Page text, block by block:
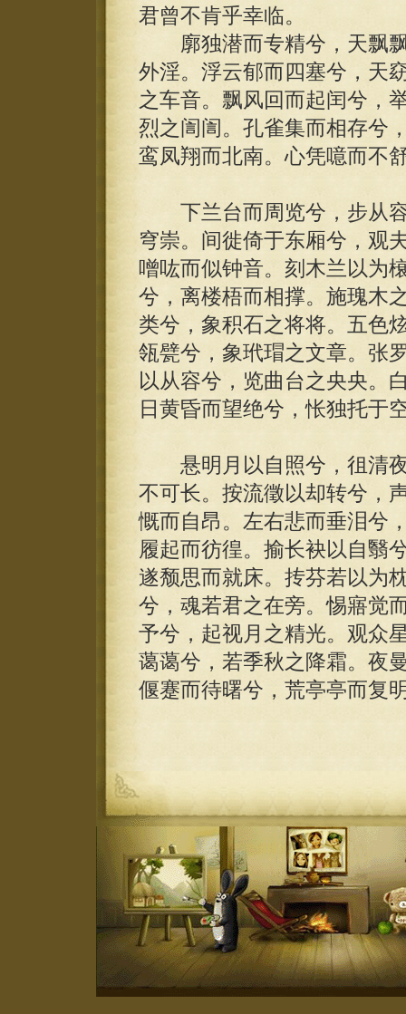
君曾不肯乎幸临。
廓独潜而专精兮，天飘飘
外淫。浮云郁而四塞兮，天
之车音。飘风回而起闰兮，
烈之訚訚。孔雀集而相存兮
鸾凤翔而北南。心凭噫而不
下兰台而周览兮，步从容
穹崇。间徙倚于东厢兮，观
噌吰而似钟音。刻木兰以为
兮，离楼梧而相撑。施瑰木
类兮，象积石之将将。五色
瓴甓兮，象玳瑁之文章。张
以从容兮，览曲台之央央。
日黄昏而望绝兮，怅独托于
悬明月以自照兮，徂清夜
不可长。按流徵以却转兮，
慨而自昂。左右悲而垂泪兮
履起而彷徨。揄长袂以自翳
遂颓思而就床。抟芬若以为
兮，魂若君之在旁。惕寤觉
予兮，起视月之精光。观众
蔼蔼兮，若季秋之降霜。夜
偃蹇而待曙兮，荒亭亭而复